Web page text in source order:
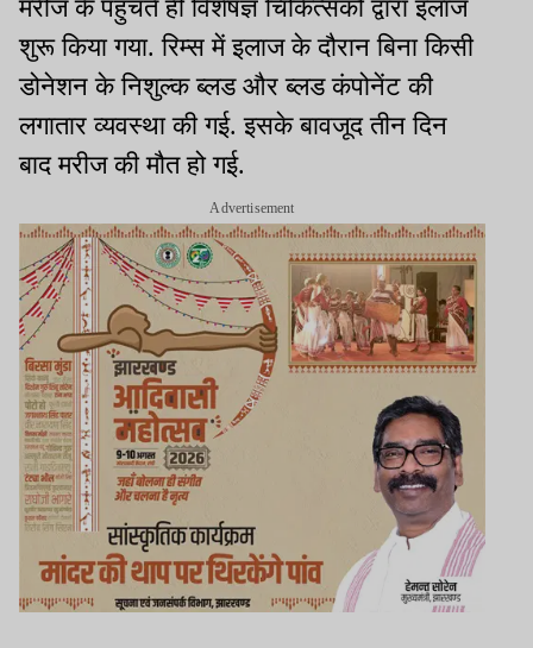
मरीज के पहुंचते ही विशेषज्ञ चिकित्सकों द्वारा इलाज
शुरू किया गया. रिम्स में इलाज के दौरान बिना किसी
डोनेशन के निशुल्क ब्लड और ब्लड कंपोनेंट की
लगातार व्यवस्था की गई. इसके बावजूद तीन दिन
बाद मरीज की मौत हो गई.
Advertisement